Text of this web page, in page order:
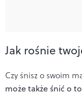
Jak rośnie
Czy śnisz o swoim
może także śnić o